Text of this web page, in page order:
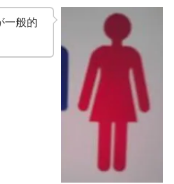
一般的